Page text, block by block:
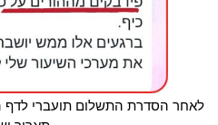
לאחר הסדרת התשלום תועברי לדף